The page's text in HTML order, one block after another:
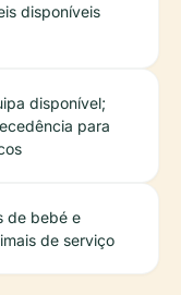
disponíveis
disponível;
para
de bebé e
de serviço